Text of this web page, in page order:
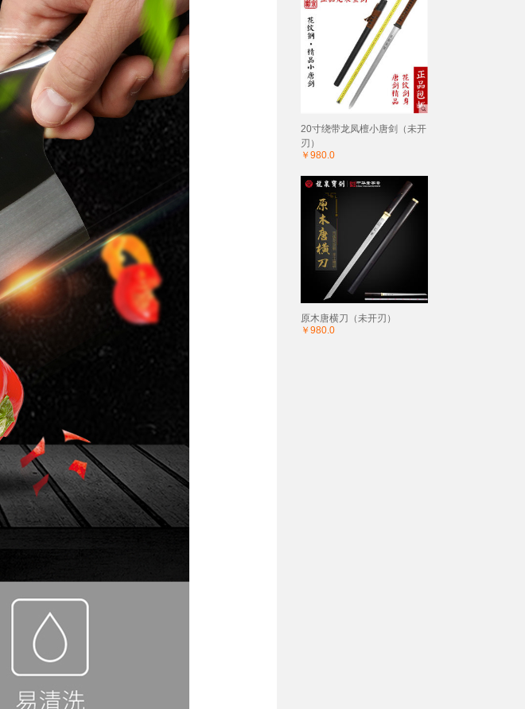
20寸绕带龙凤檀小唐剑（未开
刃）
￥980.0
原木唐横刀（未开刃）
￥980.0